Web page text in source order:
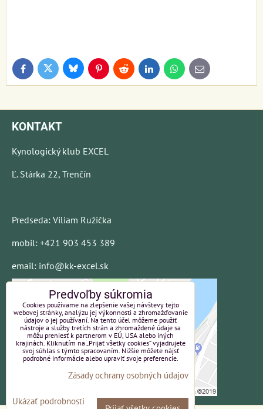
FacebookTwitter BlueskyPinterestReddit LinkedInWhatsApp
E-
mail
KONTAKT
Kynologický klub EXCEL
Ľ. Stárka 22, Trenčín
Predseda: Viliam Ružička
mobil: +421 903 453 389
email: info@kk-excel.sk
Predvoľby súkromia
Cookies používame na zlepšenie vašej návštevy tejto
webovej stránky, analýzu jej výkonnosti a zhromažďovanie
údajov o jej používaní. Na tento účel môžeme použiť
nástroje a služby tretích strán a zhromaždené údaje sa
môžu preniesť k partnerom v EÚ, USA alebo iných
krajinách. Kliknutím na „Prijať všetky cookies“ vyjadrujete
svoj súhlas s týmto spracovaním. Nižšie môžete nájsť
podrobné informácie alebo upraviť svoje preferencie.
Zásady ochrany osobných údajov
Ukázať podrobnosti